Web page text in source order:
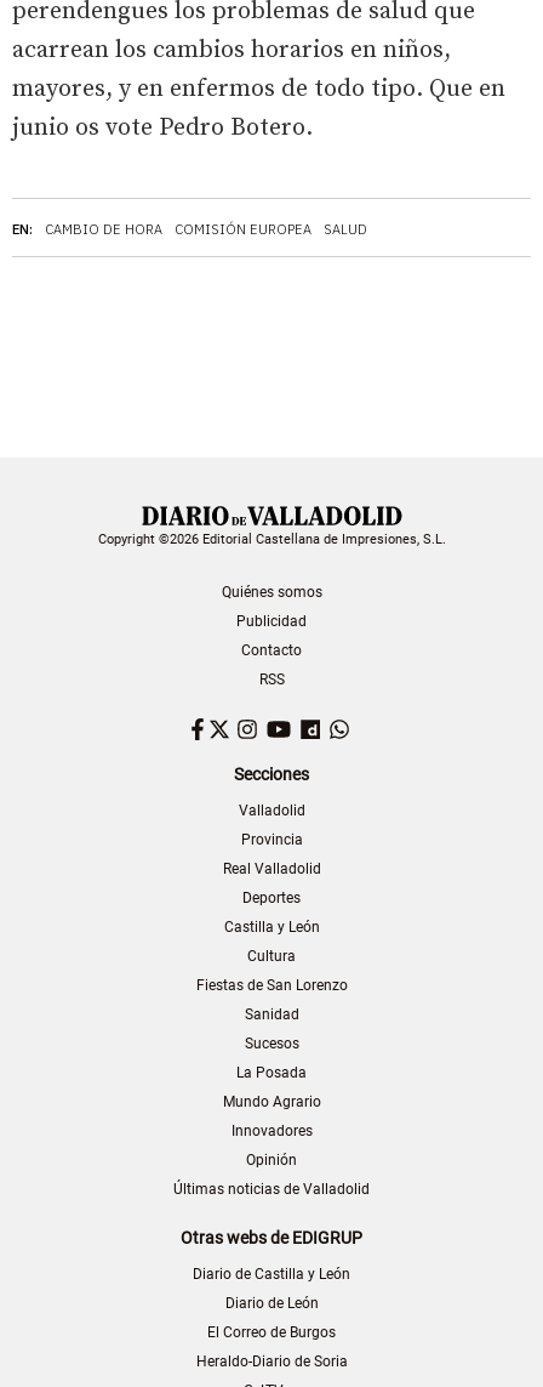
EN: CAMBIO DE HORA COMISIÓN EUROPEA SALUD
perendengues los problemas de salud que
acarrean los cambios horarios en niños,
mayores, y en enfermos de todo tipo. Que en
junio os vote Pedro Botero.
Copyright ©2026 Editorial Castellana de Impresiones, S.L.
Quiénes somos
Publicidad
Contacto
RSS
Facebook
TwitterInstagram
YouTubeDailymotion
Secciones
Valladolid
Provincia
Real Valladolid
Deportes
Castilla y León
Cultura
Fiestas de San Lorenzo
Sanidad
Sucesos
La Posada
Mundo Agrario
Innovadores
Opinión
Últimas noticias de Valladolid
Otras webs de EDIGRUP
Diario de Castilla y León
Diario de León
El Correo de Burgos
Heraldo-Diario de Soria